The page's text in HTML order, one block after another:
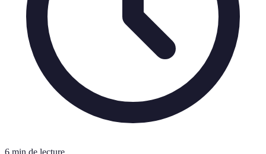
6 min de lecture